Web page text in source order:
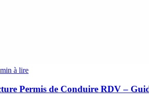
à lire
Permis de Conduire RDV –